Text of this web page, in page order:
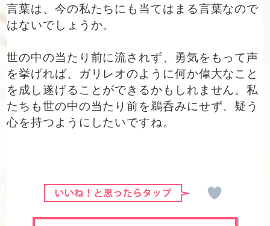
言葉は、今の私たちにも当てはまる言葉なので
はないでしょうか。
世の中の当たり前に流されず、勇気をもって声
を挙げれば、ガリレオのように何か偉大なこと
を成し遂げることができるかもしれません。私
たちも世の中の当たり前を鵜呑みにせず、疑う
心を持つようにしたいですね。